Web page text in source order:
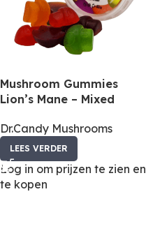
Mushroom Gummies
Lion’s Mane – Mixed
Dr.Candy Mushrooms
LEES VERDER
Log in om prijzen te zien en
te kopen